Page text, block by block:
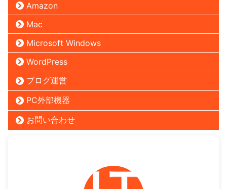
Amazon
Mac
Microsoft Windows
WordPress
ブログ運営
PC外部機器
お問い合わせ